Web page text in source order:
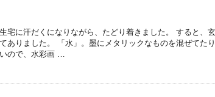
宅に汗だくになりながら、たどり着きました。 すると、
ありました。 「水」。墨にメタリックなものを混ぜてた
ので、水彩画 …